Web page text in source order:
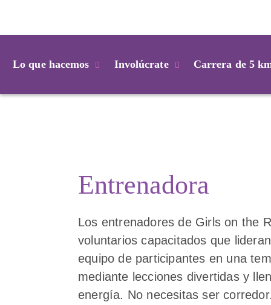
Lo que hacemos Involúcrate Carrera de 5
Entrenadora
Los entrenadores de Girls on the
voluntarios capacitados que
equipo de participantes en una
mediante lecciones divertidas y
energía. No necesitas ser